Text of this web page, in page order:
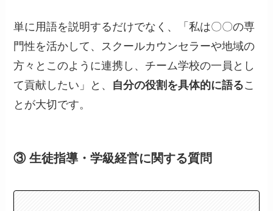
単に用語を説明するだけでなく、「私は〇〇の専
門性を活かして、スクールカウンセラーや地域の
方々とこのように連携し、チーム学校の一員とし
て貢献したい」と、 自分の役割を具体的に語るこ
とが大切です。
③ 生徒指導・学級経営に関する質問